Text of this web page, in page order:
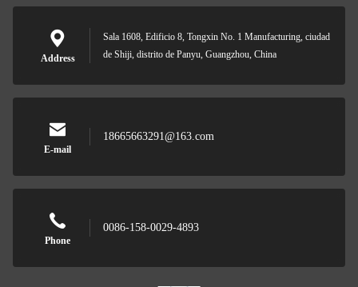
Address
Sala 1608, Edificio 8, Tongxin No. 1 Manufacturing, ciudad
de Shiji, distrito de Panyu, Guangzhou, China
E-mail
18665663291@163.com
Phone
0086-158-0029-4893